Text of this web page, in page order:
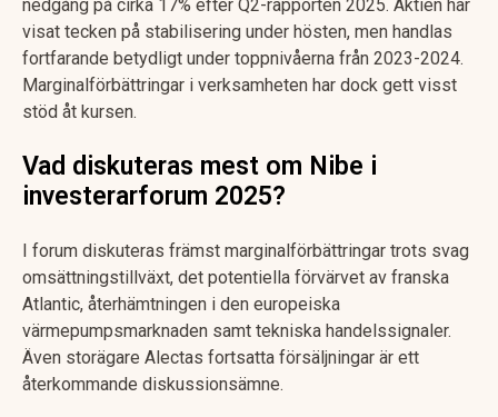
nedgång på cirka 17% efter Q2-rapporten 2025. Aktien har
visat tecken på stabilisering under hösten, men handlas
fortfarande betydligt under toppnivåerna från 2023-2024.
Marginalförbättringar i verksamheten har dock gett visst
stöd åt kursen.
Vad diskuteras mest om Nibe i
investerarforum 2025?
I forum diskuteras främst marginalförbättringar trots svag
omsättningstillväxt, det potentiella förvärvet av franska
Atlantic, återhämtningen i den europeiska
värmepumpsmarknaden samt tekniska handelssignaler.
Även storägare Alectas fortsatta försäljningar är ett
återkommande diskussionsämne.